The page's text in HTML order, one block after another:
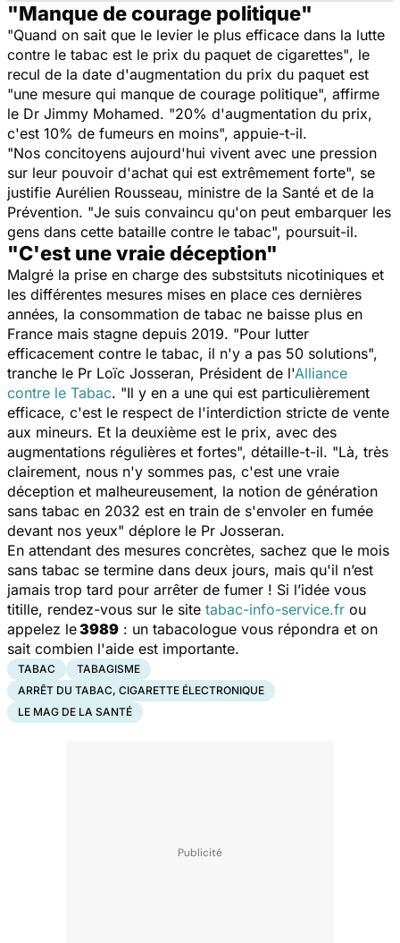
"Manque de courage politique"
"Quand on sait que le levier le plus efficace dans la lutte
contre le tabac est le prix du paquet de cigarettes", le
recul de la date d'augmentation du prix du paquet est
"une mesure qui manque de courage politique", affirme
le Dr Jimmy Mohamed. "20% d'augmentation du prix,
c'est 10% de fumeurs en moins", appuie-t-il.
"Nos concitoyens aujourd'hui vivent avec une pression
sur leur pouvoir d'achat qui est extrêmement forte", se
justifie Aurélien Rousseau, ministre de la Santé et de la
Prévention. "Je suis convaincu qu'on peut embarquer les
gens dans cette bataille contre le tabac", poursuit-il.
"C'est une vraie déception"
Malgré la prise en charge des substsituts nicotiniques et
les différentes mesures mises en place ces dernières
années, la consommation de tabac ne baisse plus en
France mais stagne depuis 2019. "Pour lutter
efficacement contre le tabac, il n'y a pas 50 solutions",
tranche le Pr Loïc Josseran, Président de l'Alliance
contre le Tabac. "Il y en a une qui est particulièrement
efficace, c'est le respect de l'interdiction stricte de vente
aux mineurs. Et la deuxième est le prix, avec des
augmentations régulières et fortes", détaille-t-il. "Là, très
clairement, nous n'y sommes pas, c'est une vraie
déception et malheureusement, la notion de génération
sans tabac en 2032 est en train de s'envoler en fumée
devant nos yeux" déplore le Pr Josseran.
En attendant des mesures concrètes, sachez que le mois
sans tabac se termine dans deux jours, mais qu'il n’est
jamais trop tard pour arrêter de fumer ! Si l’idée vous
titille, rendez-vous sur le site tabac-info-service.fr ou
appelez le3989 : un tabacologue vous répondra et on
sait combien l'aide est importante.
TABAC
TABAGISME
ARRÊT DU TABAC, CIGARETTE ÉLECTRONIQUE
LE MAG DE LA SANTÉ